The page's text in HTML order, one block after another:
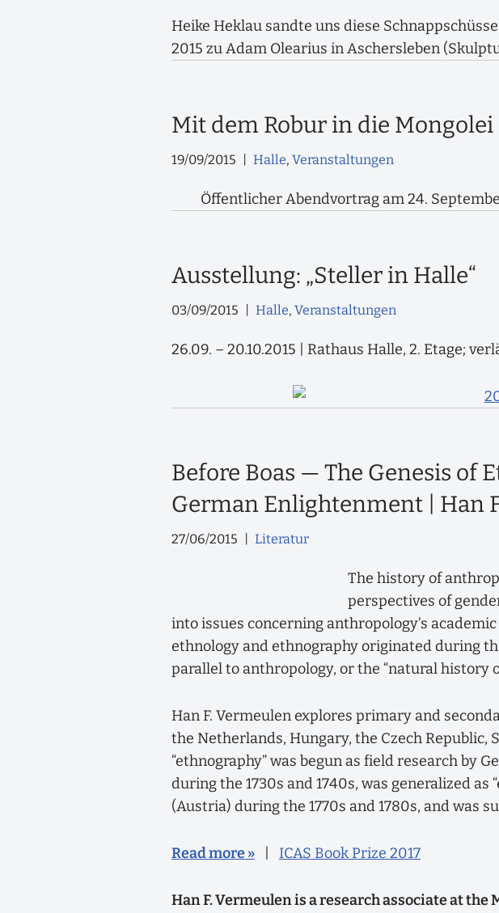
Heike Heklau sandte uns diese
2015 zu Adam Olearius in Aschersleben
Mit dem Robur in die Mongolei
19/09/2015 Halle, Veranstaltungen
Öffentlicher Abendvortrag am 24.
Ausstellung: „Steller in Halle“
03/09/2015 Halle, Veranstaltungen
26.09. – 20.10.2015 | Rathaus Halle, 2. Etage;
Before Boas — The Genesis of
German Enlightenment | Han
27/06/2015 Literatur
The history of
perspectives of
into issues concerning anthropology’s
ethnology and ethnography originated during
parallel to anthropology, or the “natural history
Han F. Vermeulen explores primary and
the Netherlands, Hungary, the Czech Republic,
“ethnography” was begun as field research by
during the 1730s and 1740s, was generalized
(Austria) during the 1770s and 1780s, and was
Read more » ICAS Book Prize 2017
Han F. Vermeulen is a research associate at